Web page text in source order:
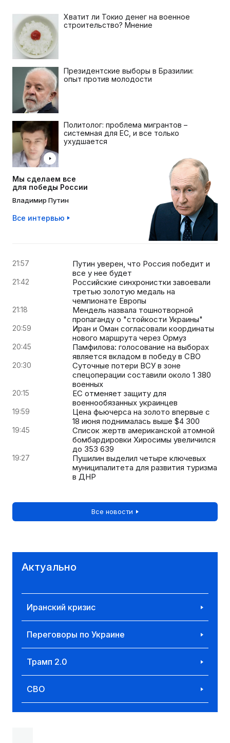
Хватит ли Токио денег на военное
строительство? Мнение
Президентские выборы в Бразилии:
опыт против молодости
Политолог: проблема мигрантов –
системная для ЕС, и все только
ухудшается
Мы сделаем все
для победы России
Владимир Путин
Все интервью
21:57
Путин уверен, что Россия победит и
все у нее будет
21:42
Российские синхронистки завоевали
третью золотую медаль на
чемпионате Европы
21:18
Мендель назвала тошнотворной
пропаганду о "стойкости Украины"
20:59
Иран и Оман согласовали координаты
нового маршрута через Ормуз
20:45
Памфилова: голосование на выборах
является вкладом в победу в СВО
20:30
Суточные потери ВСУ в зоне
спецоперации составили около 1 380
военных
20:15
ЕС отменяет защиту для
военнообязанных украинцев
19:59
Цена фьючерса на золото впервые с
18 июня поднималась выше $4 300
19:45
Список жертв американской атомной
бомбардировки Хиросимы увеличился
до 353 639
19:27
Пушилин выделил четыре ключевых
муниципалитета для развития туризма
в ДНР
Все новости
Актуально
Иранский кризис
Переговоры по Украине
Трамп 2.0
СВО